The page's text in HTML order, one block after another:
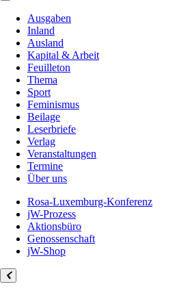
Ausgaben
Inland
Ausland
Kapital & Arbeit
Feuilleton
Thema
Sport
Feminismus
Beilage
Leserbriefe
Verlag
Veranstaltungen
Termine
Über uns
Rosa-Luxemburg-Konferenz
jW-Prozess
Aktionsbüro
Genossenschaft
jW-Shop